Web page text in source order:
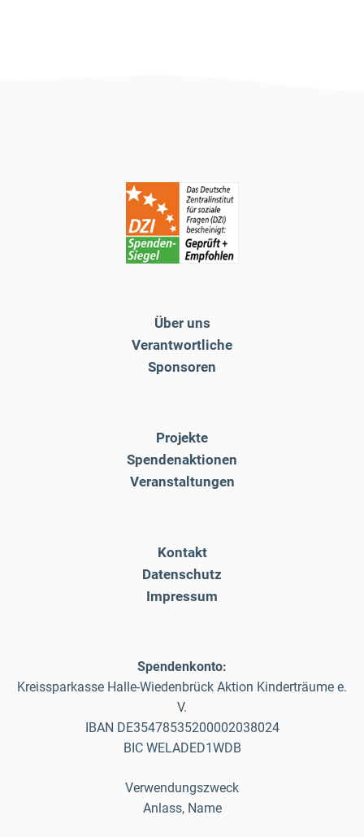
Über uns
Verantwortliche
Sponsoren
Projekte
Spendenaktionen
Veranstaltungen
Kontakt
Datenschutz
Impressum
Spendenkonto:
Kreissparkasse Halle-Wiedenbrück Aktion Kinderträume e.
V.
IBAN DE35478535200002038024
BIC WELADED1WDB
Verwendungszweck
Anlass, Name